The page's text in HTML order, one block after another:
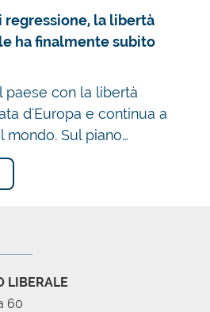
regressione, la libertà
ha finalmente subito
paese con la libertà
d'Europa e continua a
mondo. Sul piano…
LIBERALE
60